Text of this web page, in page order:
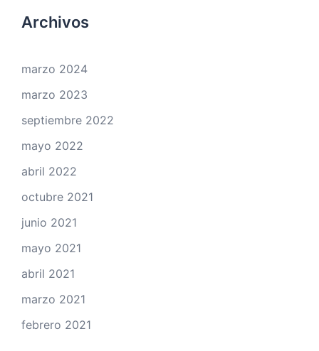
Archivos
marzo 2024
marzo 2023
septiembre 2022
mayo 2022
abril 2022
octubre 2021
junio 2021
mayo 2021
abril 2021
marzo 2021
febrero 2021